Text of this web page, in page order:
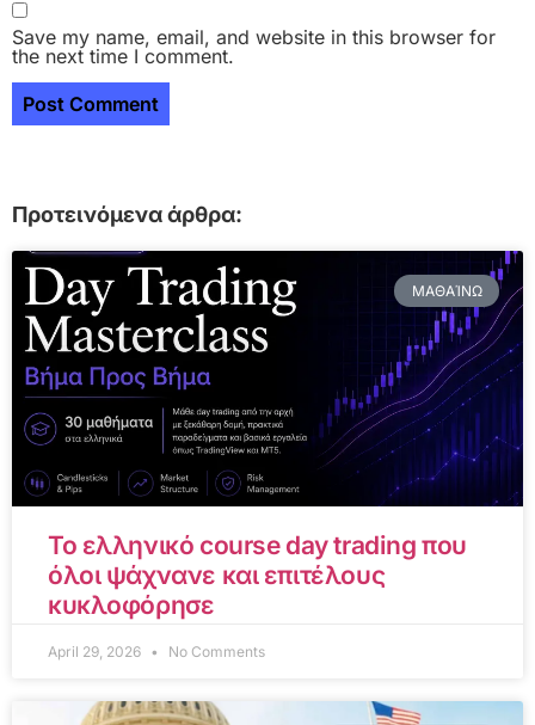
Save my name, email, and website in this browser for
the next time I comment.
Προτεινόμενα άρθρα:
ΜΑΘΑΊΝΩ
Το ελληνικό course day trading που
όλοι ψάχνανε και επιτέλους
κυκλοφόρησε
April 29, 2026 No Comments